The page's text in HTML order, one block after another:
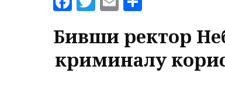
ce
b
o
ok
wi
tt
er
m
ail e
Бивши ректор
криминалу